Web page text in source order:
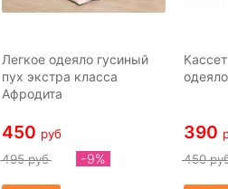
Легкое одеяло гусиный
пух экстра класса
Афродита
450 руб
495 руб
-9%
390
450